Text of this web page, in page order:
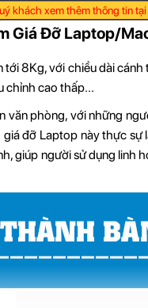
khách xem thêm thông tin tại
Giá Đỡ Laptop/
8Kg, với chiều dài
chỉnh cao thấp...
phòng, với những
đỡ Laptop này thực
giúp người sử dụng linh